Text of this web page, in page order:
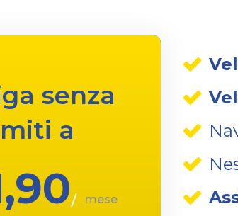
senza
a
mese